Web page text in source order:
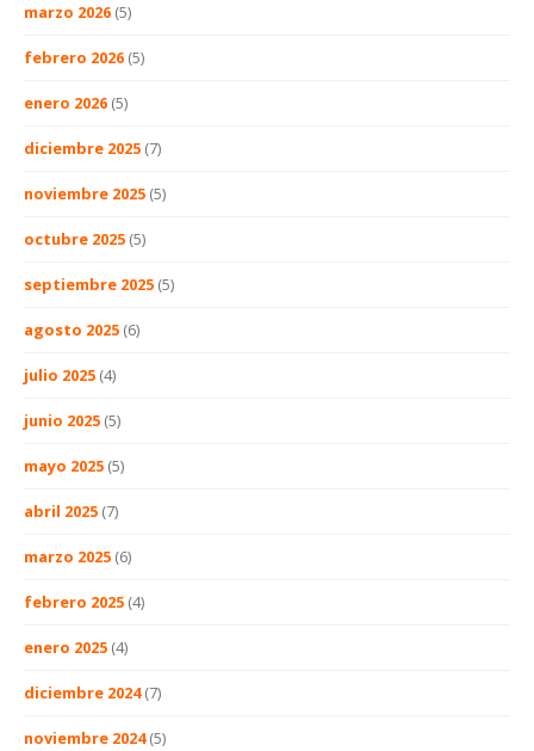
marzo 2026 (5)
febrero 2026 (5)
enero 2026 (5)
diciembre 2025 (7)
noviembre 2025 (5)
octubre 2025 (5)
septiembre 2025 (5)
agosto 2025 (6)
julio 2025 (4)
junio 2025 (5)
mayo 2025 (5)
abril 2025 (7)
marzo 2025 (6)
febrero 2025 (4)
enero 2025 (4)
diciembre 2024(7)
noviembre 2024(5)